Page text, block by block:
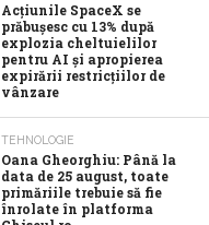
Acţiunile SpaceX se
prăbuşesc cu 13% după
explozia cheltuielilor
pentru AI şi apropierea
expirării restricţiilor de
vânzare
TEHNOLOGIE
Oana Gheorghiu: Până la
data de 25 august, toate
primăriile trebuie să fie
înrolate în platforma